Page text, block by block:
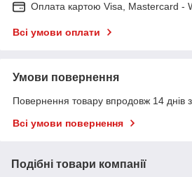
Оплата картою Visa, Mastercard -
Всі умови оплати
Умови повернення
Повернення товару впродовж 14 днів
Всі умови повернення
Подібні товари компанії